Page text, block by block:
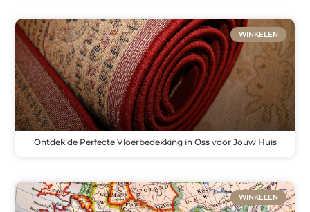
WINKELEN
Ontdek de Perfecte Vloerbedekking in Oss voor Jouw Huis
WINKELEN